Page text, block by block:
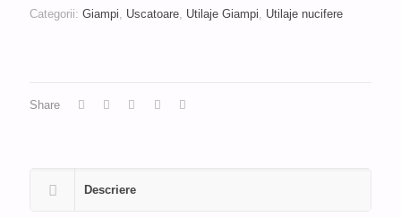
Categorii: Giampi, Uscatoare, Utilaje Giampi, Utilaje nucifere
Share
Descriere